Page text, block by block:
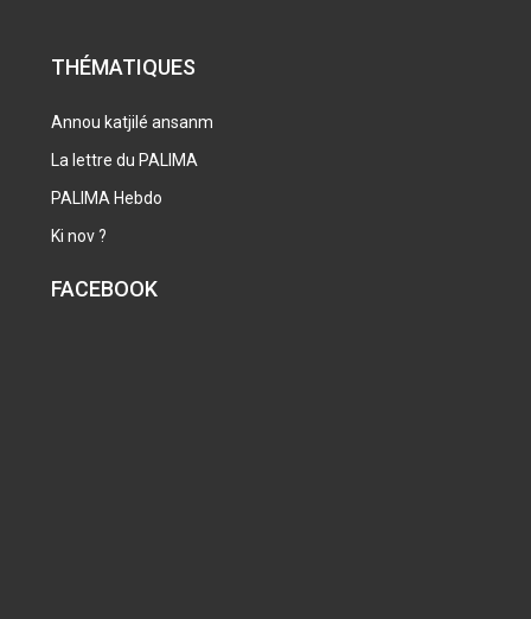
THÉMATIQUES
Annou katjilé ansanm
La lettre du PALIMA
PALIMA Hebdo
Ki nov ?
FACEBOOK